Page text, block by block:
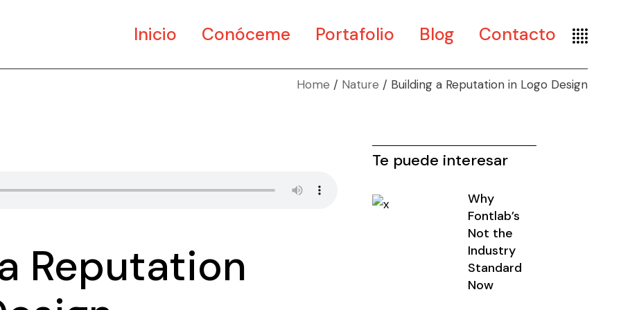
Inicio Conóceme Portafolio
Museografía
Blog Contacto
Home Nature Building a Reputation in Logo Design
Reputation
Te puede interesar
Why
Fontlab’s
Not the
Industry
Standard
Now